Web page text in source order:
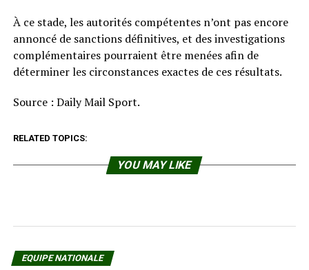
À ce stade, les autorités compétentes n’ont pas encore
annoncé de sanctions définitives, et des investigations
complémentaires pourraient être menées afin de
déterminer les circonstances exactes de ces résultats.
Source : Daily Mail Sport.
RELATED TOPICS:
YOU MAY LIKE
EQUIPE NATIONALE